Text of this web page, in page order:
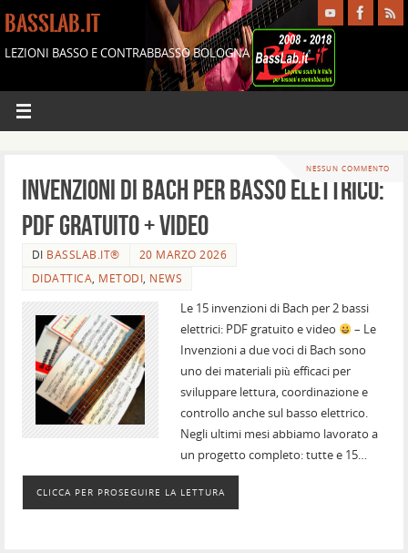
BASSLAB.IT
LEZIONI BASSO E CONTRABBASSO BOLOGNA
NESSUN COMMENTO
Invenzioni di Bach per basso elettrico:
PDF gratuito + video
DI BASSLAB.IT®
20 MARZO 2026
DIDATTICA, METODI, NEWS
Le 15 invenzioni di Bach per 2 bassi
elettrici: PDF gratuito e video
– Le
Invenzioni a due voci di Bach sono
uno dei materiali più efficaci per
sviluppare lettura, coordinazione e
controllo anche sul basso elettrico.
Negli ultimi mesi abbiamo lavorato a
un progetto completo: tutte e 15…
CLICCA PER PROSEGUIRE LA LETTURA